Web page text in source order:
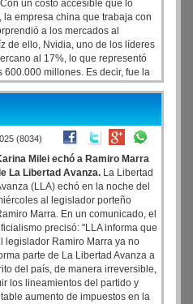
un costo accesible que lo
empresa china que trabaja con
a los mercados al
de ello, Nvidia, uno de los líderes
al 17%, lo que representó
millones. Es decir, fue la
bursátil de la historia.
(8034)
Milei echó a Ramiro Marra
La Libertad Avanza. La Libertad
(LLA) echó en la noche del
al legislador porteño
Marra. En un comunicado, el
precisó: "LLA informa que
legislador Ramiro Marra ya no
parte de La Libertad Avanza a
del país, de manera irreversible,
los lineamientos del partido y
aumento de impuestos en la